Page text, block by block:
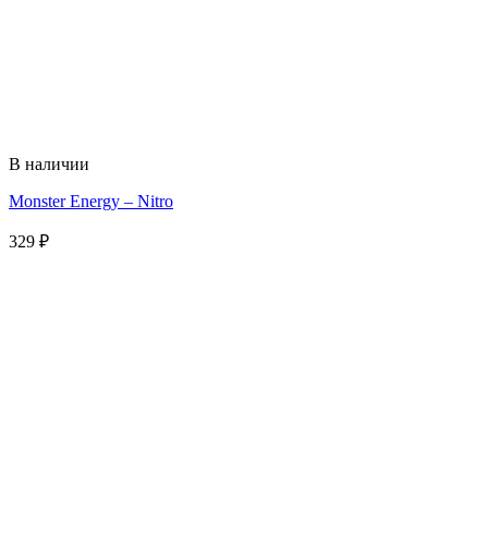
В наличии
Monster Energy – Nitro
329 ₽